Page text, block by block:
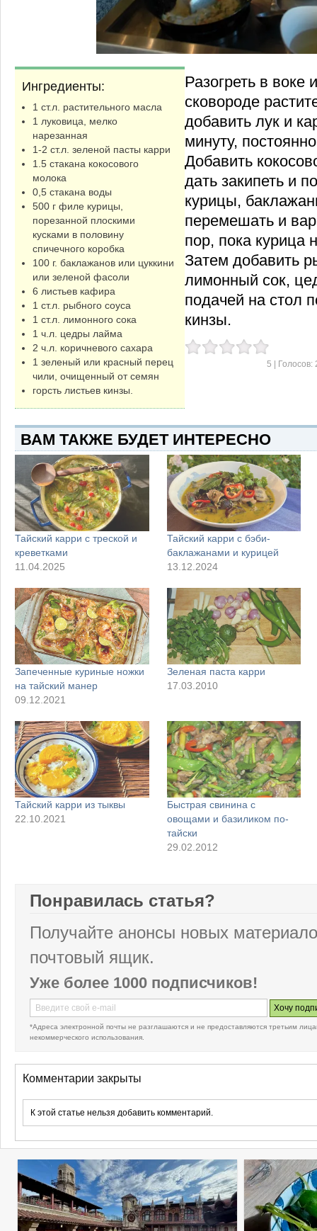
Ингредиенты:
1 ст.л. растительного масла
1 луковица, мелко
нарезанная
1-2 ст.л. зеленой пасты карри
1.5 стакана кокосового
молока
0,5 стакана воды
500 г филе курицы,
порезанной плоскими
кусками в половину
спичечного коробка
100 г. баклажанов или цуккини
или зеленой фасоли
6 листьев кафира
1 ст.л. рыбного соуса
1 ст.л. лимонного сока
1 ч.л. цедры лайма
2 ч.л. коричневого сахара
1 зеленый или красный перец
чили, очищенный от семян
горсть листьев кинзы.
Разогреть в воке
сковороде
добавить лук и
минуту,
Добавить
дать закипеть и
курицы,
перемешать и
пор, пока курица
Затем добавить
лимонный сок,
подачей на стол
кинзы.
5 | Голосов:
ВАМ ТАКЖЕ БУДЕТ ИНТЕРЕСНО
Тайский карри с треской и
креветками
11.04.2025
Тайский карри с бэби-
баклажанами и курицей
13.12.2024
Запеченные куриные ножки
на тайский манер
09.12.2021
Зеленая паста карри
17.03.2010
Тайский карри из тыквы
22.10.2021
Быстрая свинина с
овощами и базиликом по-
тайски
29.02.2012
Понравилась статья?
Получайте анонсы новых
почтовый ящик.
Уже более 1000 подписчиков!
*Адреса электронной почты не разглашаются и не предоставляются третьим
некоммерческого использования.
Комментарии закрыты
К этой статье нельзя добавить комментарий.